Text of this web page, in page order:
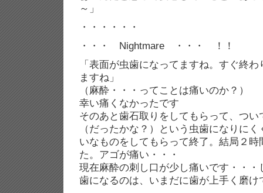
～」
・・・・・・
・・・ Nightmare ・・・ ！！
「表面が虫歯になってますね。すぐ終
ますね」
（麻酔・・・ってことは痛いのか？）
幸い痛くなかったです
そのあと歯石取りをしてもらって、つい
（だったかな？）という虫歯になりに
いなものをしてもらって終了。結局２
た。アゴが痛い・・・
現在麻酔の刺し口が少し痛いです・・
歯になるのは、いまだに歯が上手く磨け